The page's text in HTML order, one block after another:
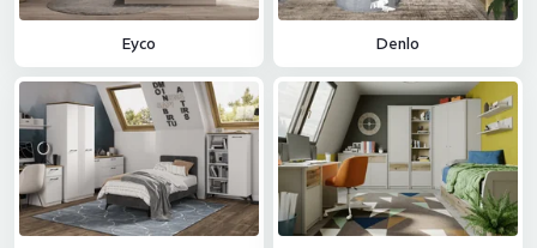
időtlen megoldásokból egy stílusos otthonhoz. A
székeket vagy mindenféle kreatív
is kínálunk, amelyek tökéletessé teszik a szoba hangulatát.
Eyco Denlo